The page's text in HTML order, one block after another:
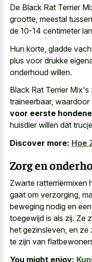
De Black Rat Terrier
grootte, meestal
de 10-14 centimeter
Hun korte, gladde
plus voor drukke
onderhoud willen.
Black Rat Terrier
traineerbaar, waardoor
voor eerste
huisdier willen dat
Discover more: Hoe
Zorg en
Zwarte ratterriërmixen
gaat om verzorging,
beweging nodig en
toegewijd is als zij. Ze
het gezinsleven, en ze
te zijn van
You might enjoy: